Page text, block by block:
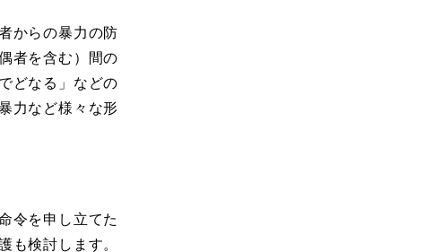
からの暴力の防
者を含む）間の
どなる」などの
力など様々な形
令を申し立てた
検討します。